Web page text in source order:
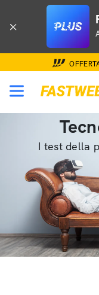
I test della